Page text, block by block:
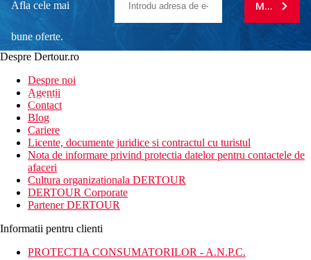
Afla cele mai
bune oferte.
newsletter!
MA
Despre Dertour.ro
Despre noi
Agentii
Contact
Blog
Cariere
Licente, documente juridice si contractul cu turistul
Nota de informare privind protectia datelor pentru contactele de
afaceri
Cultura organizationala DERTOUR
DERTOUR Corporate
Partener DERTOUR
Informatii pentru clienti
PROTECTIA CONSUMATORILOR - A.N.P.C.